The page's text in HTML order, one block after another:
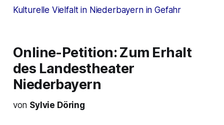
Kulturelle Vielfalt in Niederbayern in Gefahr
Online-Petition: Zum Erhalt
des Landestheater
Niederbayern
von Sylvie Döring